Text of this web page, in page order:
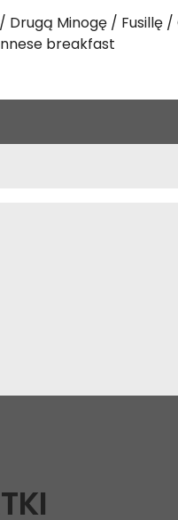
Drugą Minogę Fusillę
breakfast